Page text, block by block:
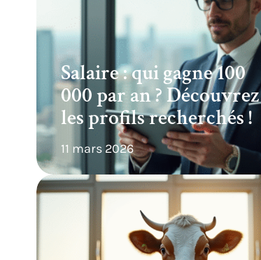
Salaire : qui gagne 100
000 par an ? Découvrez
les profils recherchés !
11 mars 2026